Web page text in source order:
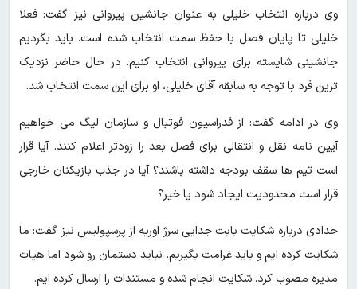
وی درباره انتخاب خلیلی به عنوان جانشین پیروانی نیز گفت: فعلا
خلیلی تا پایان فصل با حفظ سمت انتخاب شده است. باید بگردیم
جانشینی شایسته برای پیروانی انتخاب کنیم. در حال حاضر نزدیک
ترین فرد با توجه به سابقه آقای خلیلی، او برای این سمت انتخاب شد.
وی در ادامه گفت: از فدراسیون فوتبال و سازمان لیگ می خواهیم
آیین نامه نقل و انتقالی برای فصل بعد را زودتر اعلام کنند. آیا قرار
است تیم ها سقف بودجه داشته باشند؟ آیا در جذب بازیکنان خارجی
قرار است محدودیت ایجاد شود یا خیر؟
حدادی درباره شکایت بابت جدایی سرژ اوریه از پرسپولیس نیز گفت: ما
شکایت کرده ایم و باید غرامت بگیریم. نباید دستمان رو شود اما هیات
مدیره مصوب کرد. شکایت انجام شده و مستندات را ارسال کرده ایم.